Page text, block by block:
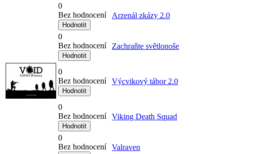
0
Bez hodnocení
Arzenál zkázy 2.0
0
Bez hodnocení
Zachraňte světlonoše
0
Bez hodnocení
Výcvikový tábor 2.0
0
Bez hodnocení
Viking Death Squad
0
Bez hodnocení
Valraven